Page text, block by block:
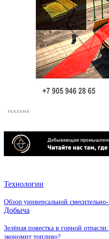
РЕКЛАМА
Технологии
Обзор универсальной
Добыча
Зелёная повестка в горной
экономит топливо?